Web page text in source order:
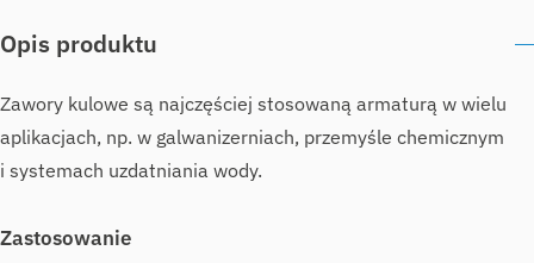
Opis produktu
Zawory kulowe są najczęściej stosowaną armaturą w wielu
aplikacjach, np. w galwanizerniach, przemyśle chemicznym
i systemach uzdatniania wody.
Zastosowanie